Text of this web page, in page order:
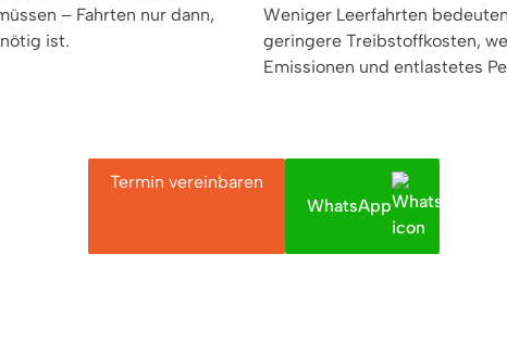
– Fahrten nur dann,
ist.
Weniger Leerfahrten
geringere Treibstoffkosten,
Emissionen und entlastetes
Termin vereinbaren
WhatsApp